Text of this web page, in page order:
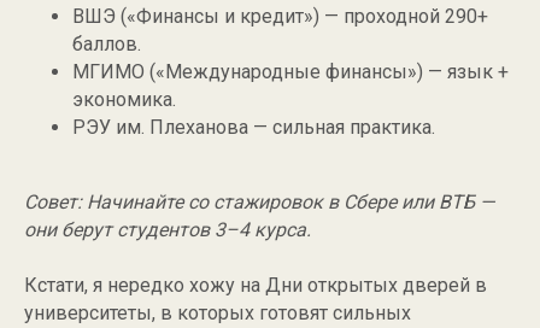
ВШЭ («Финансы и кредит») — проходной 290+
баллов.
МГИМО («Международные финансы») — язык +
экономика.
РЭУ им. Плеханова — сильная практика.
Совет: Начинайте со стажировок в Сбере или ВТБ —
они берут студентов 3–4 курса.
Кстати, я нередко хожу на Дни открытых дверей в
университеты, в которых готовят сильных